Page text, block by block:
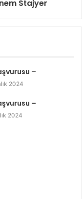
Stajyer
–
2024
–
2024